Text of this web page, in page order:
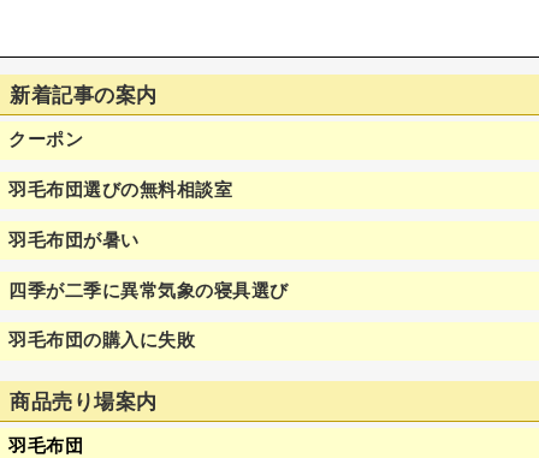
新着記事の案内
クーポン
羽毛布団選びの無料相談室
羽毛布団が暑い
四季が二季に異常気象の寝具選び
羽毛布団の購入に失敗
商品売り場案内
羽毛布団